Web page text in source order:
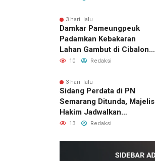
3 hari lalu
Damkar Pameungpeuk
Padamkan Kebakaran
Lahan Gambut di Cibalong,
Permukiman Warga
10 Redaksi
3 hari lalu
Sidang Perdata di PN
Semarang Ditunda, Majelis
Hakim Jadwalkan
Pemanggilan Ulang BPR
13 Redaksi